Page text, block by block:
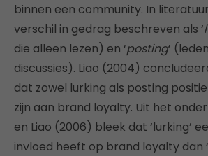
binnen een community. In
verschil in gedrag beschreven als ‘
die alleen lezen) en ‘posting’
discussies). Liao (2004)
dat zowel lurking als posting
zijn aan brand loyalty. Uit het
en Liao (2006) bleek dat ‘lurking’
invloed heeft op brand loyalty dan